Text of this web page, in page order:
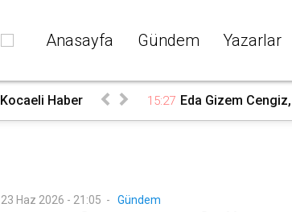
Anasayfa Gündem Yazarlar
Kocaeli Haber 15:27 Eda Gizem
23 Haz 2026 - 21:05 - Gündem